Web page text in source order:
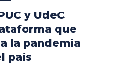
y UdeC
que
la pandemia
país